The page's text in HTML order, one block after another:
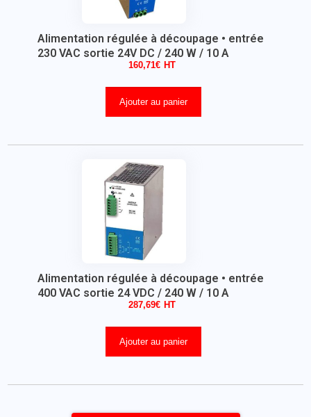
Alimentation régulée à découpage • entrée
230 VAC sortie 24V DC / 240 W / 10 A
160,71€
Ajouter au panier
Alimentation régulée à découpage • entrée
400 VAC sortie 24 VDC / 240 W / 10 A
287,69€
Ajouter au panier